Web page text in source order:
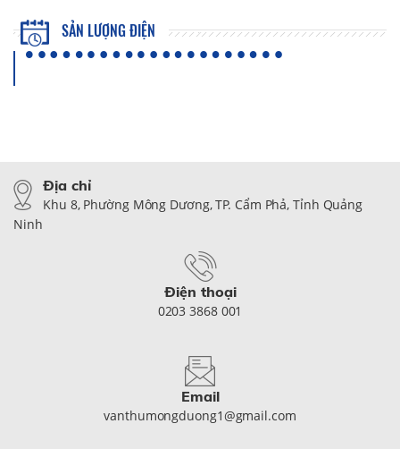
SẢN LƯỢNG ĐIỆN
Địa chỉ
Khu 8, Phường Mông Dương, TP. Cẩm Phả, Tỉnh Quảng
Ninh
Điện thoại
0203 3868 001
Email
vanthumongduong1@gmail.com